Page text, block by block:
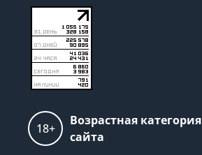
18+
Возрастная категория
сайта